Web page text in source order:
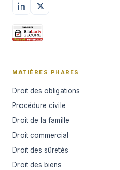
MATIÈRES PHARES
Droit des obligations
Procédure civile
Droit de la famille
Droit commercial
Droit des sûretés
Droit des biens